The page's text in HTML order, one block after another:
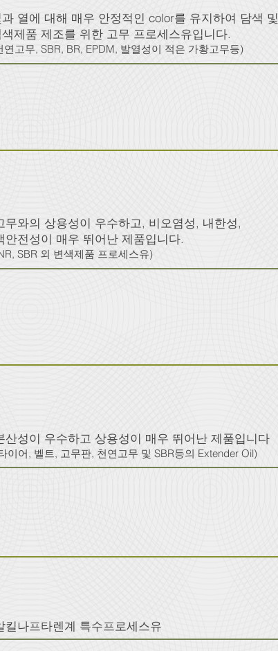
과 열에 대해 매우 안정적인 color를 유지하여 담색 및
색제품 제조를 위한 고무 프로세스유입니다.
연고무, SBR, BR, EPDM, 발열성이 적은 가황고무등)
무와의 상용성이 우수하고, 비오염성, 내한성,
안전성이 매우 뛰어난 제품입니다.
SBR 외 변색제품 프로세스유)
산성이 우수하고 상용성이 매우 뛰어난 제품입니다
이어, 벨트, 고무판, 천연고무 및 SBR등의 Extender Oil)
킬나프타렌계 특수프로세스유